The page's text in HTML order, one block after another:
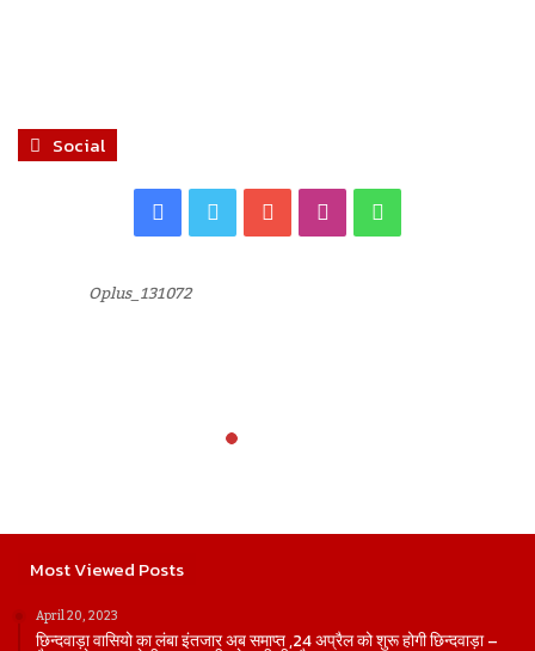
Social
Facebook
Twitter YouTubeInstagram
Oplus_131072
Most Viewed Posts
April 20, 2023
छिन्दवाड़ा वासियो का लंबा इंतजार अब समाप्त ,24 अप्रैल को शुरू होगी छिन्दवाड़ा –